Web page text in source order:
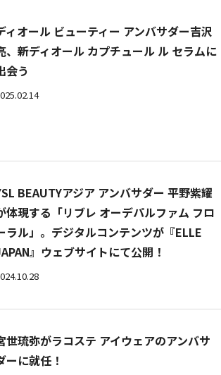
ィオール ビューティー アンバサダー吉沢
、新ディオール カプチュール ル セラムに
会う
BEAUTYアジア アンバサダー 平野紫耀
体現する「リブレ オーデパルファム フロ
ラル」。デジタルコンテンツが『ELLE
』ウェブサイトにて公開！
世琉弥がラコステ アイウェアのアンバサ
ーに就任！